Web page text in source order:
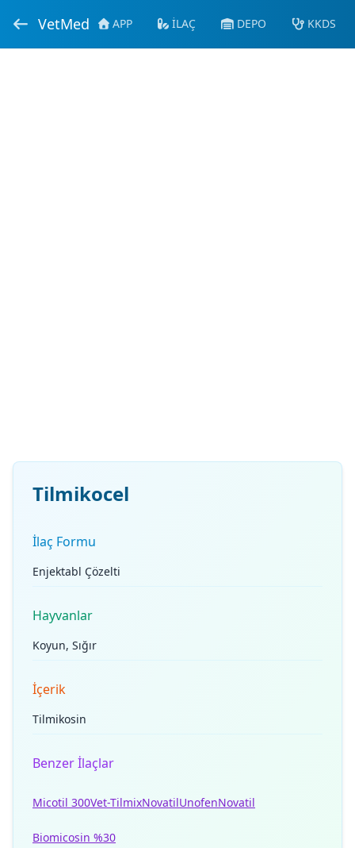
VetMed APP İLAÇ DEPO KKDS
Tilmikocel
İlaç Formu
Enjektabl Çözelti
Hayvanlar
Koyun, Sığır
İçerik
Tilmikosin
Benzer İlaçlar
Micotil 300Vet-TilmixNovatilUnofenNovatil
Biomicosin %30